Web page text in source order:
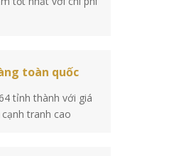
toàn quốc
tỉnh thành với giá
tranh cao